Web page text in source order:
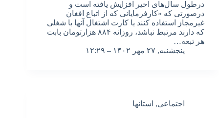
درطول سال‌های اخیر افزایش یافته است و
درصورتی که «کارفرمایانی که از اتباع افغان
غیرمجاز استفاده کنند یا کارت اشتغال آنها با شغلی
که دارند مرتبط نباشد، روزانه ۸۸۴ هزارتومان بابت
هر تبعه…
پنجشنبه, ۲۷ مهر ۱۴۰۲ – ۱۲:۲۹
اجتماعی, استانها